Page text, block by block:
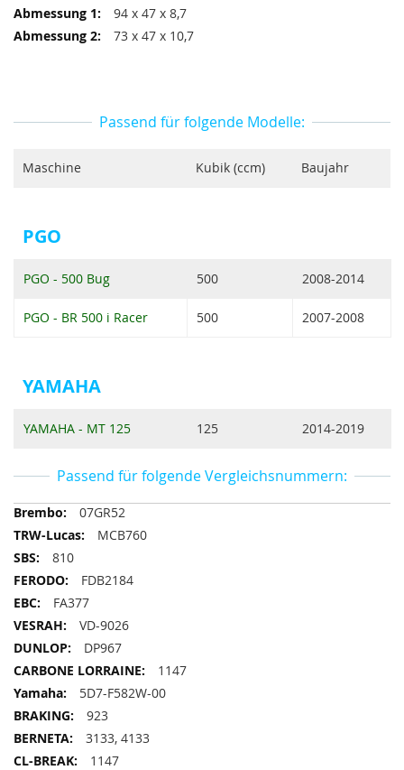
94 x 47 x 8,7
73 x 47 x 10,7
Passend für folgende Modelle:
Maschine Kubik (ccm) Baujahr
PGO
PGO - 500 Bug 500 2008-2014
PGO - BR 500 i Racer 500 2007-2008
YAMAHA
YAMAHA - MT 125 125 2014-2019
Passend für folgende Vergleichsnummern:
Passend
für
Vergleichsnummern
07GR52
MCB760
810
FDB2184
FA377
VD-9026
DP967
1147
5D7-F582W-00
923
3133, 4133
1147